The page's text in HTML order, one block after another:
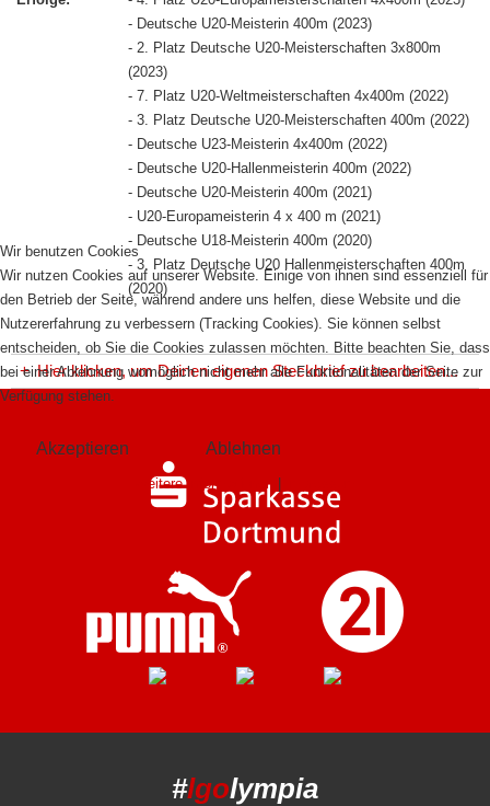
- Deutsche U20-Meisterin 400m (2023)
- 2. Platz Deutsche U20-Meisterschaften 3x800m
(2023)
- 7. Platz U20-Weltmeisterschaften 4x400m (2022)
- 3. Platz Deutsche U20-Meisterschaften 400m (2022)
- Deutsche U23-Meisterin 4x400m (2022)
- Deutsche U20-Hallenmeisterin 400m (2022)
- Deutsche U20-Meisterin 400m (2021)
- U20-Europameisterin 4 x 400 m (2021)
- Deutsche U18-Meisterin 400m (2020)
- 3. Platz Deutsche U20 Hallenmeisterschaften 400m
(2020)
+ Hier klicken, um Deinen eigenen Steckbrief zu bearbeiten...
#lgolympia
Wir benutzen Cookies
Wir nutzen Cookies auf unserer Website. Einige von ihnen sind essenziell für
den Betrieb der Seite, während andere uns helfen, diese Website und die
Nutzererfahrung zu verbessern (Tracking Cookies). Sie können selbst
entscheiden, ob Sie die Cookies zulassen möchten. Bitte beachten Sie, dass
bei einer Ablehnung womöglich nicht mehr alle Funktionalitäten der Seite zur
Verfügung stehen.
Akzeptieren Ablehnen
Weitere Informationen |